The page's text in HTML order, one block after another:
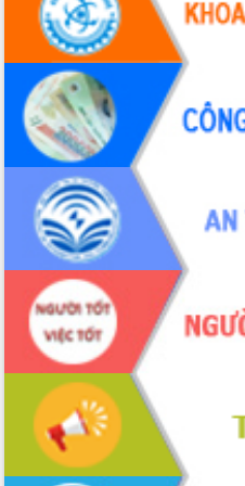
Hội thảo khoa học “Giải pháp thúc đẩy
phát triển nền kinh tế xanh tại tỉnh
Đắk Lắk”
Tăng cường giám sát, đôn đốc thực
hiện nhiệm vụ quản lý tài sản công
hàng tuần
Tháo gỡ những vướng mắc, đẩy mạnh
công tác cải cách thủ tục hành chính
tại Trung tâm Phục vụ hành chính
công tỉnh
Đắk Lắk: Tôn vinh 46 giải pháp tại Hội
thi Sáng tạo Kỹ thuật 2024 - 2025
Đắk Lắk rà soát, điều chỉnh Đề án 190
về phát triển nuôi trồng thủy sản
Phó Chủ tịch UBND tỉnh Đắk Lắk
Trương Công Thái kiểm tra thực địa
Dự án cao tốc Khánh Hòa - Buôn Ma
Thuột
Định vị cà phê Việt Nam như một “di
sản sống” trong dòng chảy toàn cầu